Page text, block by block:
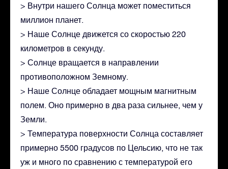
> Внутри нашего Солнца может поместиться
миллион планет.
> Наше Солнце движется со скоростью 220
километров в секунду.
> Солнце вращается в направлении
противоположном Земному.
> Наше Солнце обладает мощным магнитным
полем. Оно примерно в два раза сильнее, чем у
Земли.
> Температура поверхности Солнца составляет
примерно 5500 градусов по Цельсию, что не так
уж и много по сравнению с температурой его